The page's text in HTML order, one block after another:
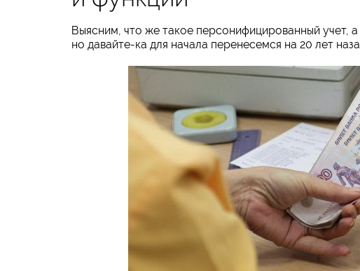
Выясним, что же такое персонифицированный учет,
но давайте-ка для начала перенесемся на 20 лет